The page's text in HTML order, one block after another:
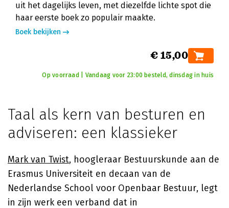
uit het dagelijks leven, met diezelfde lichte spot die
haar eerste boek zo populair maakte.
Boek bekijken
€ 15,00
Op voorraad | Vandaag voor 23:00 besteld, dinsdag in huis
Taal als kern van besturen en
adviseren: een klassieker
Mark van Twist, hoogleraar Bestuurskunde aan de
Erasmus Universiteit en decaan van de
Nederlandse School voor Openbaar Bestuur, legt
in zijn werk een verband dat in